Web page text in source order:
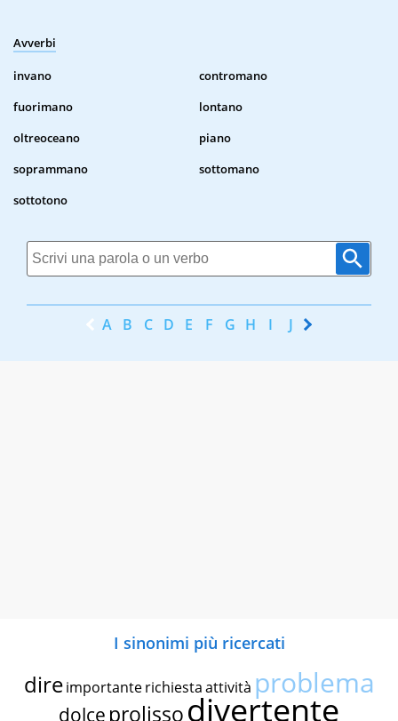
Avverbi
invano
contromano
fuorimano
lontano
oltreoceano
piano
soprammano
sottomano
sottotono
A B C D E F G H I J K
I sinonimi più ricercati
dire importante richiestaattività problema
dolce prolissodivertente